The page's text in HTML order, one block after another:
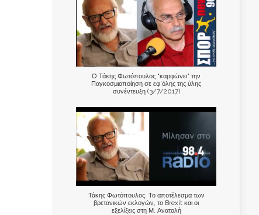
Ο Τάκης Φωτόπουλος "καρφώνει" την
Παγκοσμιοποίηση σε εφ'όλης της ύλης
συνέντευξη (3/7/2017)
Τάκης Φωτόπουλος: Το αποτέλεσμα των
βρετανικών εκλογών, το Brexit και οι
εξελίξεις στη Μ. Ανατολή